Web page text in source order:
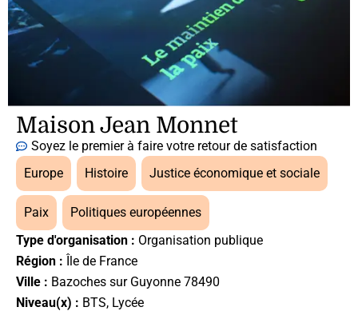
Maison Jean Monnet
Soyez le premier à faire votre retour de satisfaction
Europe
Histoire Justice économique et sociale
Paix
Politiques européennes
Type d'organisation : Organisation publique
Région : Île de France
Ville : Bazoches sur Guyonne 78490
Niveau(x) : BTS, Lycée